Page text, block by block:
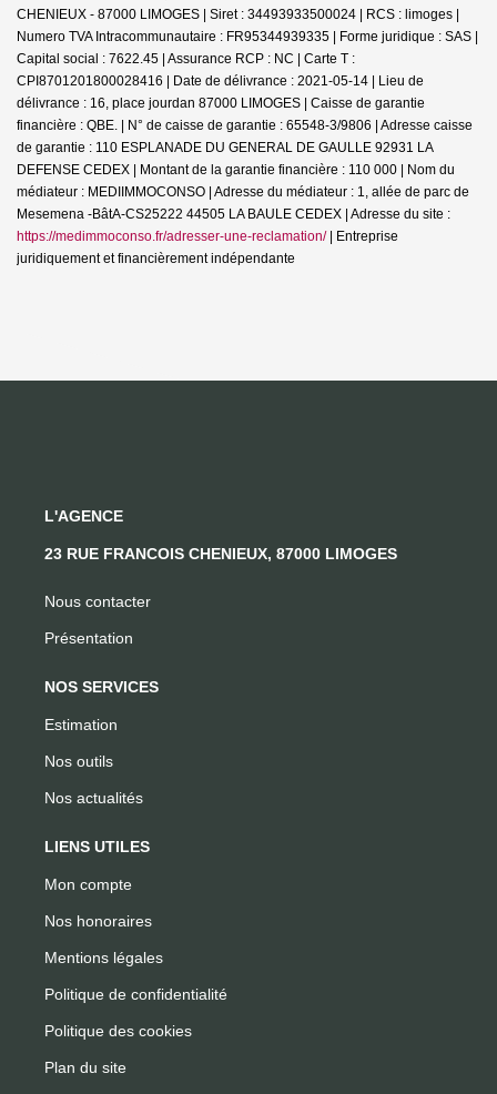
CHENIEUX - 87000 LIMOGES | Siret : 34493933500024 | RCS : limoges |
Numero TVA Intracommunautaire : FR95344939335 | Forme juridique : SAS |
Capital social : 7622.45 | Assurance RCP : NC | Carte T :
CPI8701201800028416 | Date de délivrance : 2021-05-14 | Lieu de
délivrance : 16, place jourdan 87000 LIMOGES | Caisse de garantie
financière : QBE. | N° de caisse de garantie : 65548-3/9806 | Adresse caisse
de garantie : 110 ESPLANADE DU GENERAL DE GAULLE 92931 LA
DEFENSE CEDEX | Montant de la garantie financière : 110 000 | Nom du
médiateur : MEDIIMMOCONSO | Adresse du médiateur : 1, allée de parc de
Mesemena -BâtA-CS25222 44505 LA BAULE CEDEX | Adresse du site :
https://medimmoconso.fr/adresser-une-reclamation/| Entreprise
juridiquement et financièrement indépendante
L'AGENCE
23 RUE FRANCOIS CHENIEUX, 87000 LIMOGES
Nous contacter
Présentation
NOS SERVICES
Estimation
Nos outils
Nos actualités
LIENS UTILES
Mon compte
Nos honoraires
Mentions légales
Politique de confidentialité
Politique des cookies
Plan du site